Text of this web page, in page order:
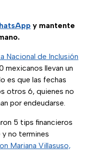
y mantente
Nacional de Inclusión
pestaña)
mexicanos llevan un
es que las fechas
otros 6, quienes no
por endeudarse.
5 tips financieros
no termines
Mariana Villasuso,